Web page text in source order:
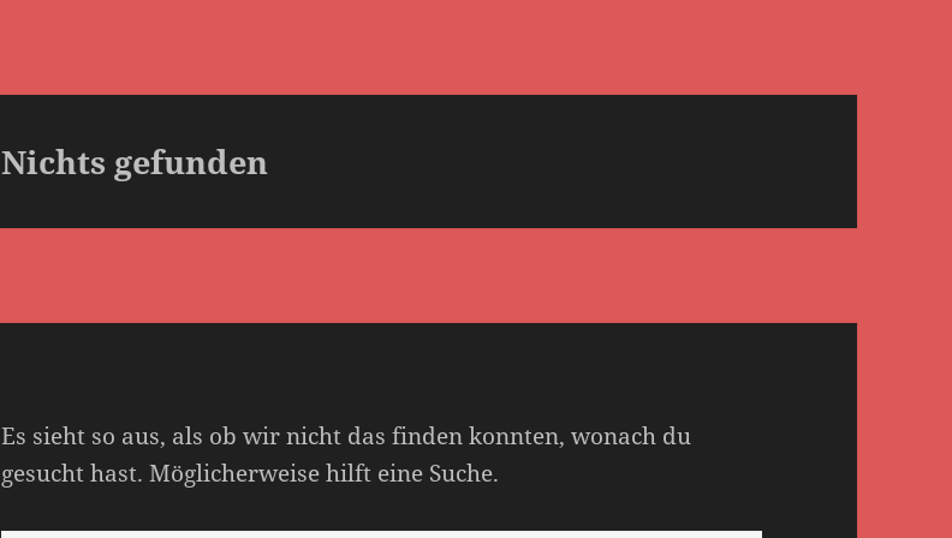
Nichts gefunden
Es sieht so aus, als ob wir nicht das finden konnten, wonach du
gesucht hast. Möglicherweise hilft eine Suche.